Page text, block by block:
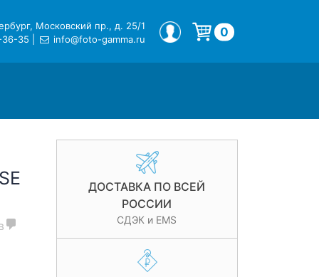
Московский пр., д. 25/1
36-35
info@foto-gamma.ru
МОЙ ПРОФИЛЬ 0
ДОСТАВКА ПО ВСЕЙ
РОССИИ
СДЭК и EMS